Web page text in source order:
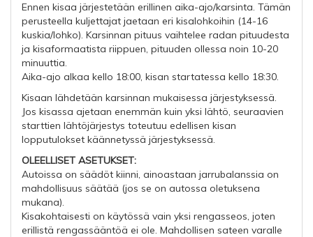
Ennen kisaa järjestetään erillinen aika-ajo/karsinta. Tämän
perusteella kuljettajat jaetaan eri kisalohkoihin (14-16
kuskia/lohko). Karsinnan pituus vaihtelee radan pituudesta
ja kisaformaatista riippuen, pituuden ollessa noin 10-20
minuuttia.
Aika-ajo alkaa kello 18:00, kisan startatessa kello 18:30.
Kisaan lähdetään karsinnan mukaisessa järjestyksessä.
Jos kisassa ajetaan enemmän kuin yksi lähtö, seuraavien
starttien lähtöjärjestys toteutuu edellisen kisan
lopputulokset käännetyssä järjestyksessä.
OLEELLISET ASETUKSET:
Autoissa on säädöt kiinni, ainoastaan jarrubalanssia on
mahdollisuus säätää (jos se on autossa oletuksena
mukana).
Kisakohtaisesti on käytössä vain yksi rengasseos, joten
erillistä rengassääntöä ei ole. Mahdollisen sateen varalle